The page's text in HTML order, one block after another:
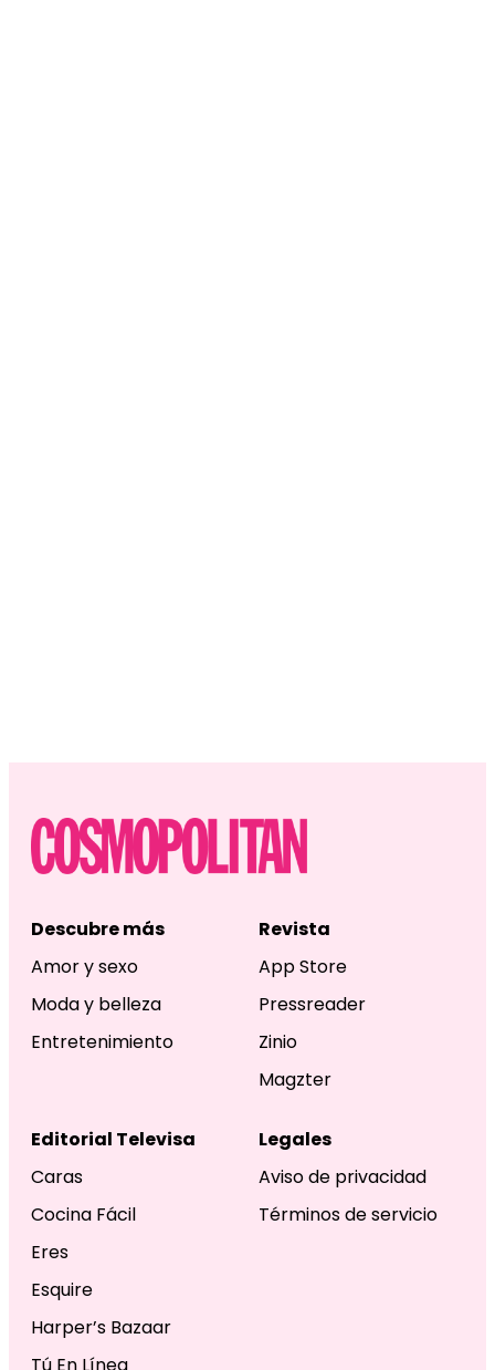
Descubre más
Amor y sexo
Moda y belleza
Entretenimiento
Revista
App Store
Pressreader
Zinio
Magzter
Editorial Televisa
Caras
Cocina Fácil
Eres
Esquire
Harper’s Bazaar
Tú En Línea
Legales
Aviso de privacidad
Términos de servicio